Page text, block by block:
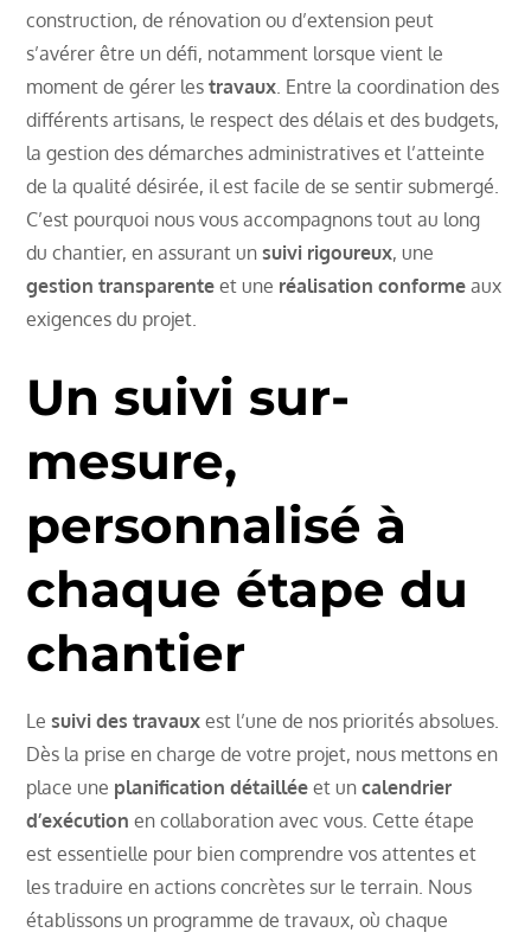
construction, de rénovation ou d’extension peut
s’avérer être un défi, notamment lorsque vient le
moment de gérer lestravaux . Entre la coordination des
différents artisans, le respect des délais et des budgets,
la gestion des démarches administratives et l’atteinte
de la qualité désirée, il est facile de se sentir submergé.
C’est pourquoi nous vous accompagnons tout au long
du chantier, en assurant unsuivi rigoureux, une
gestion transparente et une réalisation conforme aux
exigences du projet.
Un suivi sur-
mesure,
personnalisé à
chaque étape du
chantier
Lesuivi des travaux est l’une de nos priorités absolues.
Dès la prise en charge de votre projet, nous mettons en
place une planification détaillée et uncalendrier
d’exécution en collaboration avec vous. Cette étape
est essentielle pour bien comprendre vos attentes et
les traduire en actions concrètes sur le terrain. Nous
établissons un programme de travaux, où chaque